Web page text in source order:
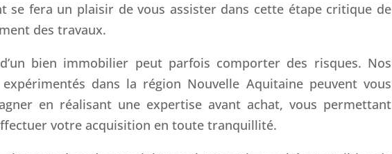
se fera un plaisir de vous assister dans cette étape critique de
des travaux.
d’un bien immobilier peut parfois comporter des risques. Nos
dans la région Nouvelle Aquitaine peuvent vous
en réalisant une expertise avant achat, vous permettant
votre acquisition en toute tranquillité.